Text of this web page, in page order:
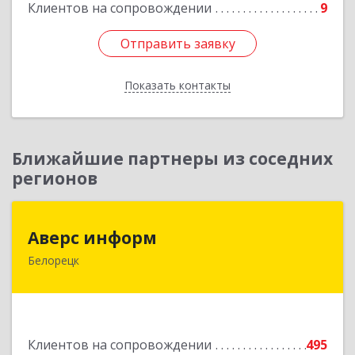
Клиентов на сопровождении 9
Отправить заявку
Показать контакты
Отправить заявку
Назад
Ближайшие партнеры из соседних
регионов
Аверс информ
Белорецк
Клиентов на сопровождении
495
453500, Башкортостан Респ, Белорецкий р-н,
Подробнее